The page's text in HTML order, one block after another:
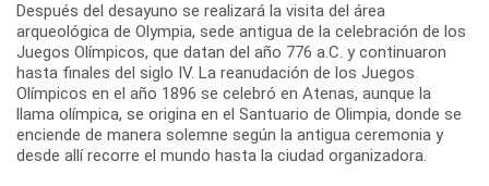
Después del desayuno se realizará la visita del área
arqueológica de Olympia, sede antigua de la celebración de los
Juegos Olímpicos, que datan del año 776 a.C. y continuaron
hasta finales del siglo IV. La reanudación de los Juegos
Olímpicos en el año 1896 se celebró en Atenas, aunque la
llama olímpica, se origina en el Santuario de Olimpia, donde se
enciende de manera solemne según la antigua ceremonia y
desde allí recorre el mundo hasta la ciudad organizadora.